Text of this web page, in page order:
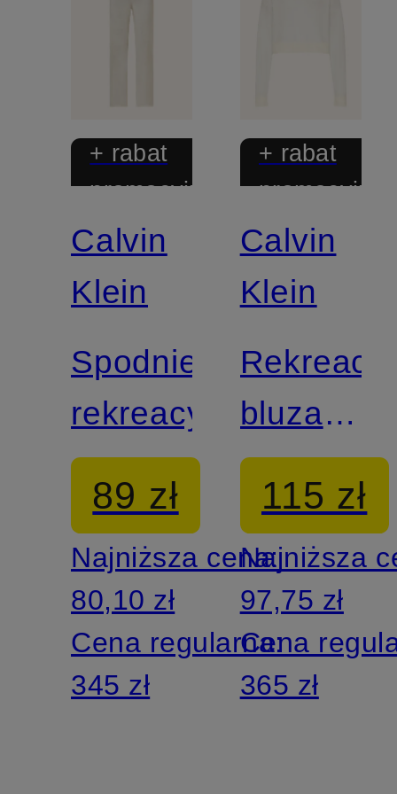
+ rabat
promocyjny
Calvin
Klein
Spodnie
rekreacyjne
89 zł
Najniższa cena:
80,10 zł
Cena regularna:
345 zł
+ rabat
promocyjny
Calvin
Klein
bluza z
kapturem
115 zł
Najniższa
97,75 zł
Cena
365 zł